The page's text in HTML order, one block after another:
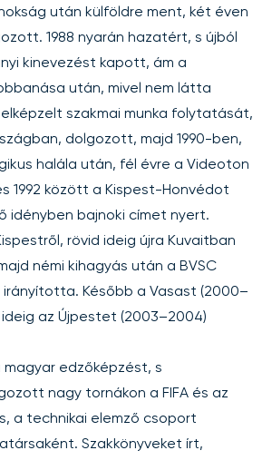
után külföldre ment, két éven
1988 nyarán hazatért, s újból
kinevezést kapott, ám a
után, mivel nem látta
szakmai munka folytatását,
dolgozott, majd 1990-ben,
halála után, fél évre a Videoton
1992 között a Kispest-Honvédot
idényben bajnoki címet nyert.
rövid ideig újra Kuvaitban
némi kihagyás után a BVSC
irányította. Később a Vasast (2000–
ideig az Újpestet (2003–2004)
edzőképzést, s
nagy tornákon a FIFA és az
a technikai elemző csoport
Szakkönyveket írt,